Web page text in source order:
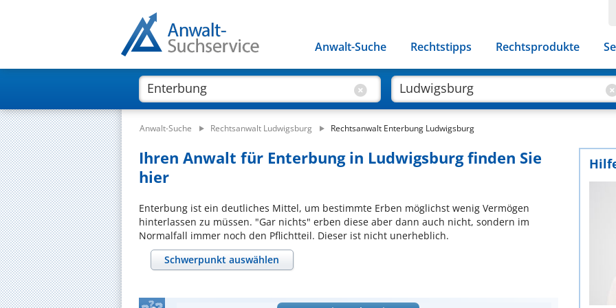
Anwalt-Suche Rechtstipps Rechtsprodukte
Anwalt-Suche Rechtsanwalt Ludwigsburg Rechtsanwalt Enterbung Ludwigsburg
Ihren Anwalt für Enterbung in Ludwigsburg finden Sie
hier
Enterbung ist ein deutliches Mittel, um bestimmte Erben möglichst wenig Vermögen
hinterlassen zu müssen. "Gar nichts" erben diese aber dann auch nicht, sondern im
Normalfall immer noch den Pflichtteil. Dieser ist nicht unerheblich.
Schwerpunkt auswählen